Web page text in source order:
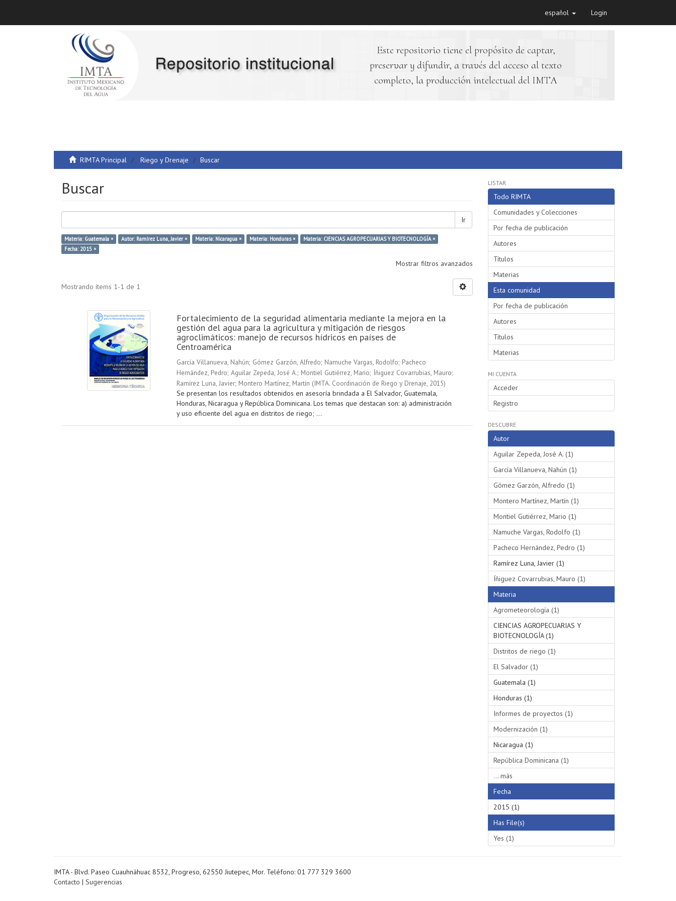
español Login
Este repositorio tiene el propósito de captar,
preservar y difundir, a través del acceso al texto
completo, la producción intelectual del IMTA
RIMTA Principal Riego y Drenaje Buscar
Buscar
Ir
Materia: Guatemala × Autor: Ramírez Luna, Javier × Materia: Nicaragua × Materia: Honduras ×
Materia: CIENCIAS AGROPECUARIAS Y BIOTECNOLOGÍA ×
Fecha: 2015 ×
Mostrar filtros avanzados
Mostrando ítems 1-1 de 1
Fortalecimiento de la seguridad alimentaria mediante la mejora en la
gestión del agua para la agricultura y mitigación de riesgos
agroclimáticos: manejo de recursos hídricos en países de
Centroamérica
García Villanueva, Nahún; Gómez Garzón, Alfredo; Namuche Vargas, Rodolfo; Pacheco
Hernández, Pedro; Aguilar Zepeda, José A.; Montiel Gutiérrez, Mario; Íñiguez Covarrubias, Mauro;
Ramírez Luna, Javier; Montero Martínez, Martín (IMTA. Coordinación de Riego y Drenaje, 2015)
Se presentan los resultados obtenidos en asesoría brindada a El Salvador, Guatemala,
Honduras, Nicaragua y República Dominicana. Los temas que destacan son: a) administración
y uso eficiente del agua en distritos de riego; ...
LISTAR
Todo RIMTA
Comunidades y Colecciones
Por fecha de publicación
Autores
Títulos
Materias
Esta comunidad
Por fecha de publicación
Autores
Títulos
Materias
MI CUENTA
Acceder
Registro
DESCUBRE
Autor
Aguilar Zepeda, José A. (1)
García Villanueva, Nahún (1)
Gómez Garzón, Alfredo (1)
Montero Martínez, Martín (1)
Montiel Gutiérrez, Mario (1)
Namuche Vargas, Rodolfo (1)
Pacheco Hernández, Pedro (1)
Ramírez Luna, Javier (1)
Íñiguez Covarrubias, Mauro (1)
Materia
Agrometeorología (1)
CIENCIAS AGROPECUARIAS Y
BIOTECNOLOGÍA (1)
Distritos de riego (1)
El Salvador (1)
Guatemala (1)
Honduras (1)
Informes de proyectos (1)
Modernización (1)
Nicaragua (1)
República Dominicana (1)
... más
Fecha
2015 (1)
Has File(s)
Yes (1)
IMTA - Blvd. Paseo Cuauhnáhuac 8532, Progreso, 62550 Jiutepec, Mor. Teléfono: 01 777 329 3600
Contacto | Sugerencias